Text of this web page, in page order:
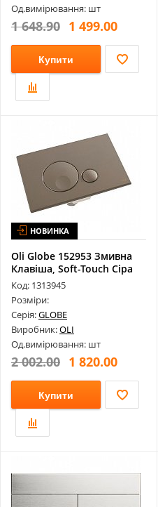
Од.вимірювання: шт
1 648.90 1 499.00
Купити
НОВИНКА
Oli Globe 152953 Змивна
Клавіша, Soft-Touch Сіра
Код: 1313945
Розміри:
Серія:GLOBE
Виробник:OLI
Од.вимірювання: шт
2 002.00 1 820.00
Купити